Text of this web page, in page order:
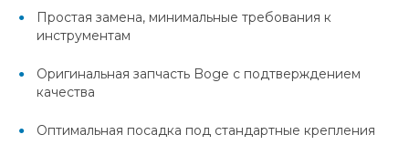
Простая замена, минимальные требования к
инструментам
Оригинальная запчасть Boge с подтверждением
качества
Оптимальная посадка под стандартные крепления